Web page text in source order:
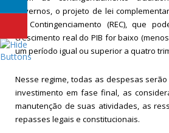
governos, o projeto de lei
de Contingenciamento (REC), que
crescimento real do PIB for baixo
um período igual ou superior a quatro
Nesse regime, todas as despesas
investimento em fase final, as
manutenção de suas atividades, as
repasses legais e constitucionais.